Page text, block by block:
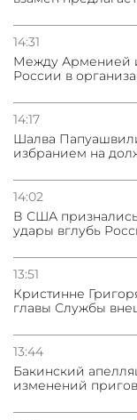
14:31
Между Арменией
России в
14:17
Шалва
избранием на
14:02
В США
удары вглубь
13:51
Кристинне
главы Службы
13:44
Бакинский
изменений